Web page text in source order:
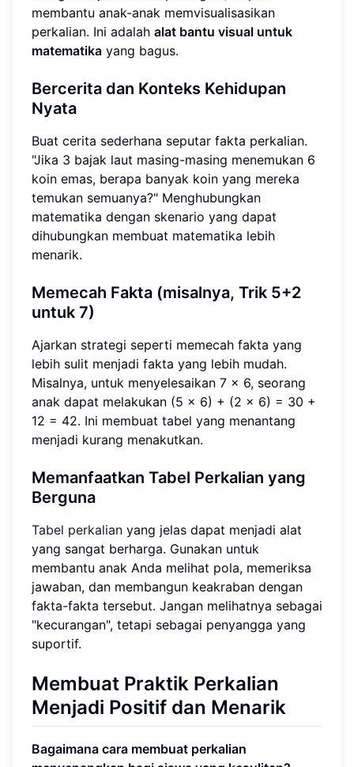
membantu anak-anak memvisualisasikan
perkalian. Ini adalah alat bantu visual untuk
matematika yang bagus.
Bercerita dan Konteks Kehidupan
Nyata
Buat cerita sederhana seputar fakta perkalian.
"Jika 3 bajak laut masing-masing menemukan 6
koin emas, berapa banyak koin yang mereka
temukan semuanya?" Menghubungkan
matematika dengan skenario yang dapat
dihubungkan membuat matematika lebih
menarik.
Memecah Fakta (misalnya, Trik 5+2
untuk 7)
Ajarkan strategi seperti memecah fakta yang
lebih sulit menjadi fakta yang lebih mudah.
Misalnya, untuk menyelesaikan 7 x 6, seorang
anak dapat melakukan (5 x 6) + (2 x 6) = 30 +
12 = 42. Ini membuat tabel yang menantang
menjadi kurang menakutkan.
Memanfaatkan Tabel Perkalian yang
Berguna
Tabel perkalian yang jelas dapat menjadi alat
yang sangat berharga. Gunakan untuk
membantu anak Anda melihat pola, memeriksa
jawaban, dan membangun keakraban dengan
fakta-fakta tersebut. Jangan melihatnya sebagai
"kecurangan", tetapi sebagai penyangga yang
suportif.
Membuat Praktik Perkalian
Menjadi Positif dan Menarik
Bagaimana cara membuat perkalian